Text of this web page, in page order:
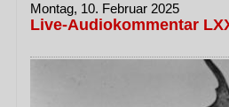
Montag, 10. Februar 2025
Live-Audiokommentar